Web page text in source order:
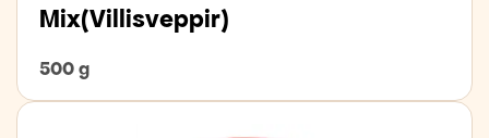
Mix(villisveppir)
500 g